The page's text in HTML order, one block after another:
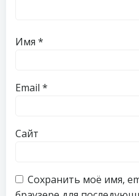
Имя *
Email *
Сайт
Сохранить моё имя,